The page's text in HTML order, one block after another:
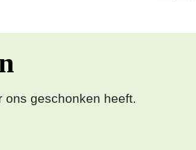
ons geschonken heeft.